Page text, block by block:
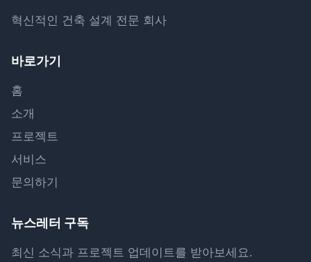
혁신적인 건축 설계 전문 회사
바로가기
홈
소개
프로젝트
서비스
문의하기
뉴스레터 구독
최신 소식과 프로젝트 업데이트를 받아보세요.